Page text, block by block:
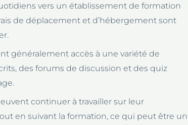
vers un établissement de formation
de déplacement et d’hébergement sont
généralement accès à une variété de
des forums de discussion et des quiz
continuer à travailler sur leur
en suivant la formation, ce qui peut être un